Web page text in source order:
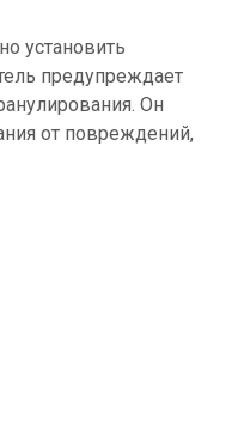
установить
предупреждает
Он
от повреждений,